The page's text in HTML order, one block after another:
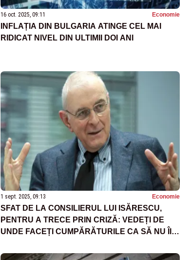
16 oct. 2025, 09:11 Economie
INFLAȚIA DIN BULGARIA ATINGE CEL MAI
RIDICAT NIVEL DIN ULTIMII DOI ANI
1 sept. 2025, 09:13 Economie
SFAT DE LA CONSILIERUL LUI ISĂRESCU,
PENTRU A TRECE PRIN CRIZĂ: VEDEȚI DE
UNDE FACEȚI CUMPĂRĂTURILE CA SĂ NU ÎI
DE INFLAȚIE”